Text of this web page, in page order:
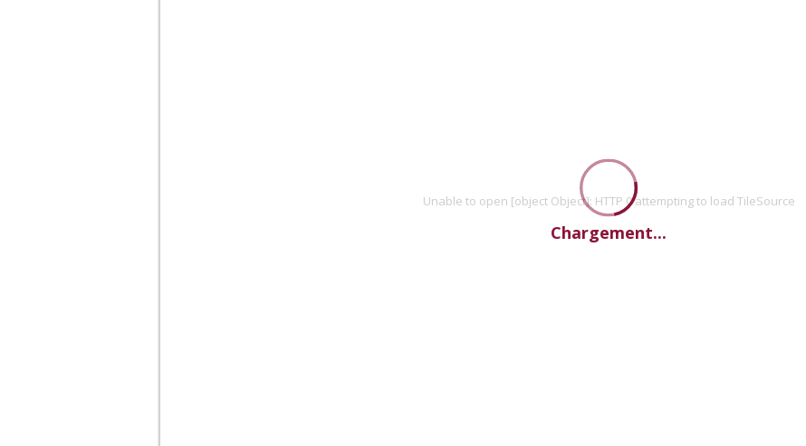
Unable to open [object Object]: HTTP 0 attempting to load TileSource
Chargement...